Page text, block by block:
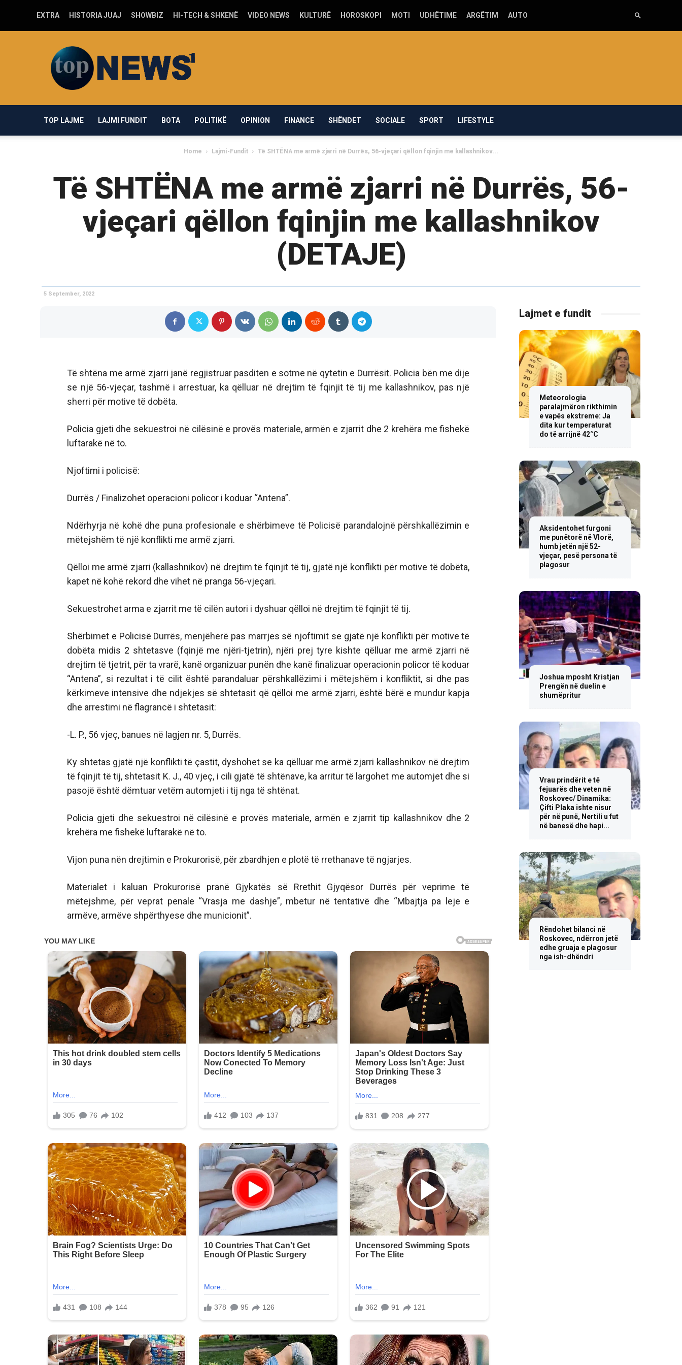
EXTRA HISTORIA JUAJ SHOWBIZ HI-TECH & SHKENË VIDEO NEWS KULTURË HOROSKOPI MOTI UDHËTIME ARGËTIM AUTO
news1.com
TOP LAJME LAJMI FUNDIT BOTA POLITIKË OPINION FINANCE SHËNDET SOCIALE SPORT LIFESTYLE
Home Lajmi-Fundit Të SHTËNA me armë zjarri në Durrës, 56-vjeçari qëllon fqinjin me kallashnikov...
Të SHTËNA me armë zjarri në Durrës, 56-
vjeçari qëllon fqinjin me kallashnikov
(DETAJE)
5 September, 2022
Të shtëna me armë zjarri janë regjistruar pasditen e sotme në qytetin e Durrësit. Policia bën me dije
se një 56-vjeçar, tashmë i arrestuar, ka qëlluar në drejtim të fqinjit të tij me kallashnikov, pas një
sherri për motive të dobëta.
Policia gjeti dhe sekuestroi në cilësinë e provës materiale, armën e zjarrit dhe 2 krehëra me fishekë
luftarakë në to.
Njoftimi i policisë:
Durrës / Finalizohet operacioni policor i koduar “Antena”.
Ndërhyrja në kohë dhe puna profesionale e shërbimeve të Policisë parandalojnë përshkallëzimin e
mëtejshëm të një konflikti me armë zjarri.
Qëlloi me armë zjarri (kallashnikov) në drejtim të fqinjit të tij, gjatë një konflikti për motive të dobëta,
kapet në kohë rekord dhe vihet në pranga 56-vjeçari.
Sekuestrohet arma e zjarrit me të cilën autori i dyshuar qëlloi në drejtim të fqinjit të tij.
Shërbimet e Policisë Durrës, menjëherë pas marrjes së njoftimit se gjatë një konflikti për motive të
dobëta midis 2 shtetasve (fqinjë me njëri-tjetrin), njëri prej tyre kishte qëlluar me armë zjarri në
drejtim të tjetrit, për ta vrarë, kanë organizuar punën dhe kanë finalizuar operacionin policor të koduar
“Antena”, si rezultat i të cilit është parandaluar përshkallëzimi i mëtejshëm i konfliktit, si dhe pas
kërkimeve intensive dhe ndjekjes së shtetasit që qëlloi me armë zjarri, është bërë e mundur kapja
dhe arrestimi në flagrancë i shtetasit:
-L. P., 56 vjeç, banues në lagjen nr. 5, Durrës.
Ky shtetas gjatë një konflikti të çastit, dyshohet se ka qëlluar me armë zjarri kallashnikov në drejtim
të fqinjit të tij, shtetasit K. J., 40 vjeç, i cili gjatë të shtënave, ka arritur të largohet me automjet dhe si
pasojë është dëmtuar vetëm automjeti i tij nga të shtënat.
Policia gjeti dhe sekuestroi në cilësinë e provës materiale, armën e zjarrit tip kallashnikov dhe 2
krehëra me fishekë luftarakë në to.
Vijon puna nën drejtimin e Prokurorisë, për zbardhjen e plotë të rrethanave të ngjarjes.
Materialet i kaluan Prokurorisë pranë Gjykatës së Rrethit Gjyqësor Durrës për veprime të
mëtejshme, për veprat penale “Vrasja me dashje”, mbetur në tentativë dhe “Mbajtja pa leje e
armëve, armëve shpërthyese dhe municionit”.
Lajmet e fundit
Meteorologia
paralajmëron rikthimin
e vapës ekstreme: Ja
dita kur temperaturat
do të arrijnë 42°C
Aksidentohet furgoni
me punëtorë në Vlorë,
humb jetën një 52-
vjeçar, pesë persona të
plagosur
Joshua mposht Kristjan
Prengën në duelin e
shumëpritur
Vrau prindërit e të
fejuarës dhe veten në
Roskovec/ Dinamika:
Çifti Plaka ishte nisur
për në punë, Nertili u fut
në banesë dhe hapi...
Rëndohet bilanci në
Roskovec, ndërron jetë
edhe gruaja e plagosur
nga ish-dhëndri